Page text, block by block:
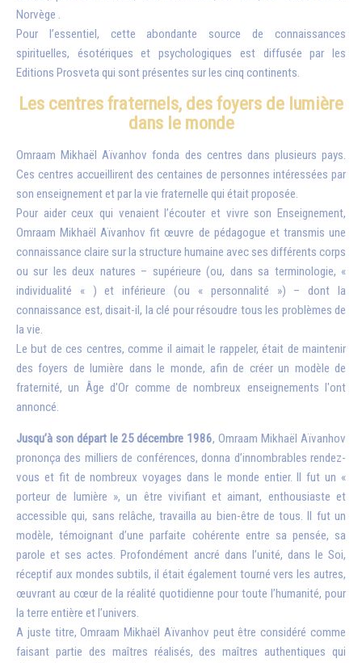
Norvège .
Pour l’essentiel, cette abondante source de connaissances
spirituelles, ésotériques et psychologiques est diffusée par les
Editions Prosveta qui sont présentes sur les cinq continents.
Les centres fraternels, des foyers de lumière
dans le monde
Omraam Mikhaël Aïvanhov fonda des centres dans plusieurs pays.
Ces centres accueillirent des centaines de personnes intéressées par
son enseignement et par la vie fraternelle qui était proposée.
Pour aider ceux qui venaient l’écouter et vivre son Enseignement,
Omraam Mikhaël Aïvanhov fit œuvre de pédagogue et transmis une
connaissance claire sur la structure humaine avec ses différents corps
ou sur les deux natures – supérieure (ou, dans sa terminologie, «
individualité « ) et inférieure (ou « personnalité ») – dont la
connaissance est, disait-il, la clé pour résoudre tous les problèmes de
la vie.
Le but de ces centres, comme il aimait le rappeler, était de maintenir
des foyers de lumière dans le monde, afin de créer un modèle de
fraternité, un Âge d'Or comme de nombreux enseignements l'ont
annoncé.
Jusqu’à son départ le 25 décembre 1986, Omraam Mikhaël Aïvanhov
prononça des milliers de conférences, donna d’innombrables rendez-
vous et fit de nombreux voyages dans le monde entier. Il fut un «
porteur de lumière », un être vivifiant et aimant, enthousiaste et
accessible qui, sans relâche, travailla au bien-être de tous. Il fut un
modèle, témoignant d’une parfaite cohérente entre sa pensée, sa
parole et ses actes. Profondément ancré dans l’unité, dans le Soi,
réceptif aux mondes subtils, il était également tourné vers les autres,
œuvrant au cœur de la réalité quotidienne pour toute l’humanité, pour
la terre entière et l’univers.
A juste titre, Omraam Mikhaël Aïvanhov peut être considéré comme
faisant partie des maîtres réalisés, des maîtres authentiques qui